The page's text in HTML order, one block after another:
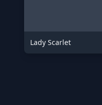
Lady Scarlet